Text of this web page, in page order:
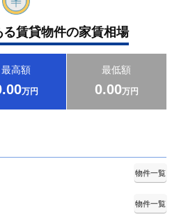
る賃貸物件の家賃相場
最高額
万円
最低額
0.00万円
物件一覧
物件一覧